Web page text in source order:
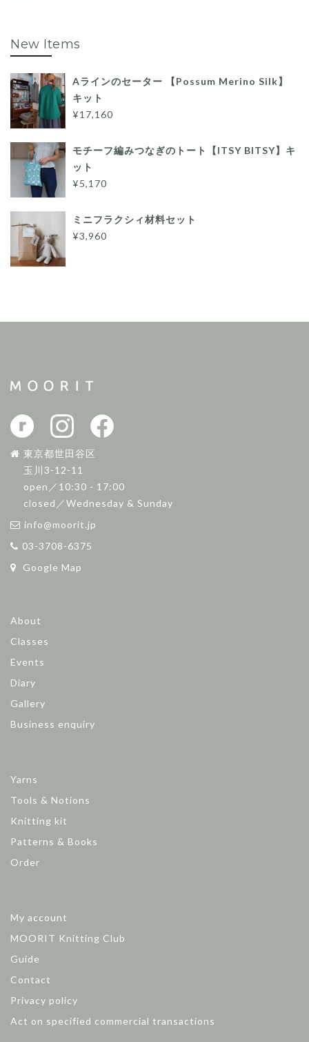
New Items
Aラインのセーター 【Possum Merino Silk】
キット
¥17,160
モチーフ編みつなぎのトート【ITSY BITSY】キ
ット
¥5,170
ミニフラクシィ材料セット
¥3,960
東京都世田谷区
玉川3-12-11
open／10:30 - 17:00
closed／Wednesday & Sunday
info@moorit.jp
03-3708-6375
Google Map
About
Classes
Events
Diary
Gallery
Business enquiry
Yarns
Tools & Notions
Knitting kit
Patterns & Books
Order
My account
MOORIT Knitting Club
Guide
Contact
Privacy policy
Act on specified commercial transactions